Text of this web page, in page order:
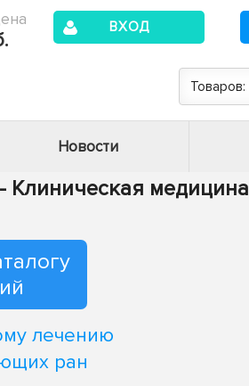
ВХОД
Товаров:
Новости
- Клиническая медицина
лечению
ран